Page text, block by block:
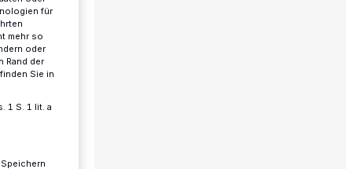
für
mehr so
oder
Rand der
Sie in
1 S. 1 lit. a